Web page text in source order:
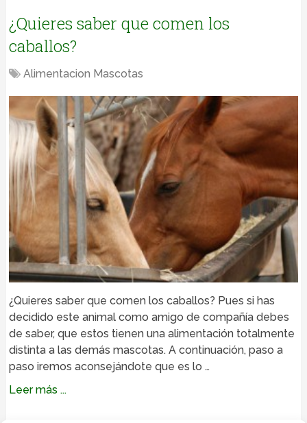
¿Quieres saber que comen los
caballos?
Alimentacion Mascotas
¿Quieres saber que comen los caballos? Pues si has
decidido este animal como amigo de compañía debes
de saber, que estos tienen una alimentación totalmente
distinta a las demás mascotas. A continuación, paso a
paso iremos aconsejándote que es lo …
Leer más ...